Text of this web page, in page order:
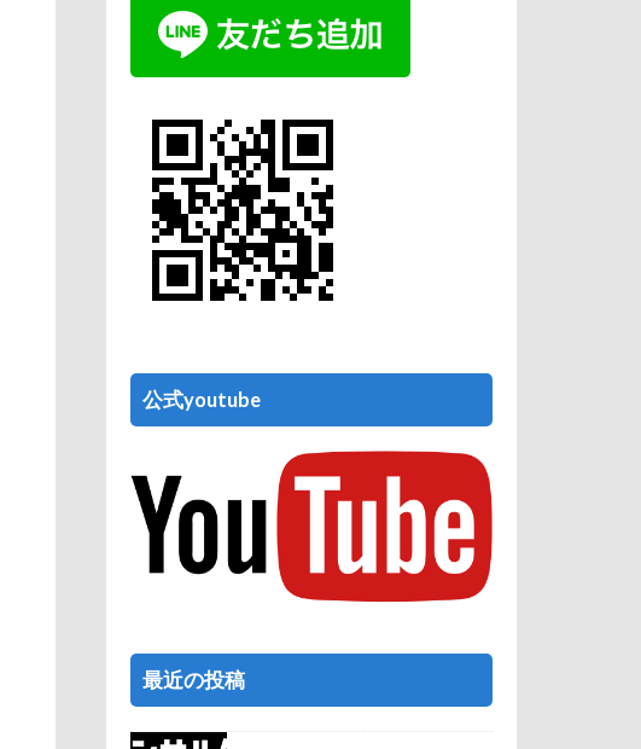
公式youtube
最近の投稿